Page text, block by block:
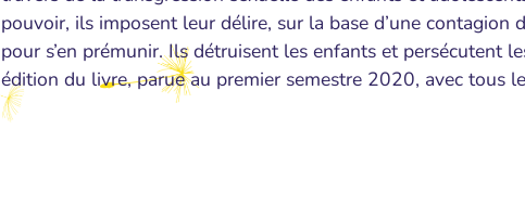
pouvoir, ils imposent leur délire, sur la base d’une contagion
pour s’en prémunir. Ils détruisent les enfants et persécutent
édition du livre, parue au premier semestre 2020, avec tous